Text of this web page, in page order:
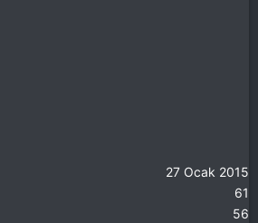
27 Ocak 2015
61
56